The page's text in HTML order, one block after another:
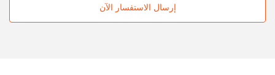
إرسال الاستفسار الآن